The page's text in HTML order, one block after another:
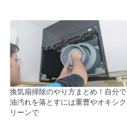
換気扇掃除のやり方まとめ！自分で
油汚れを落とすには重曹やオキシク
リーンで